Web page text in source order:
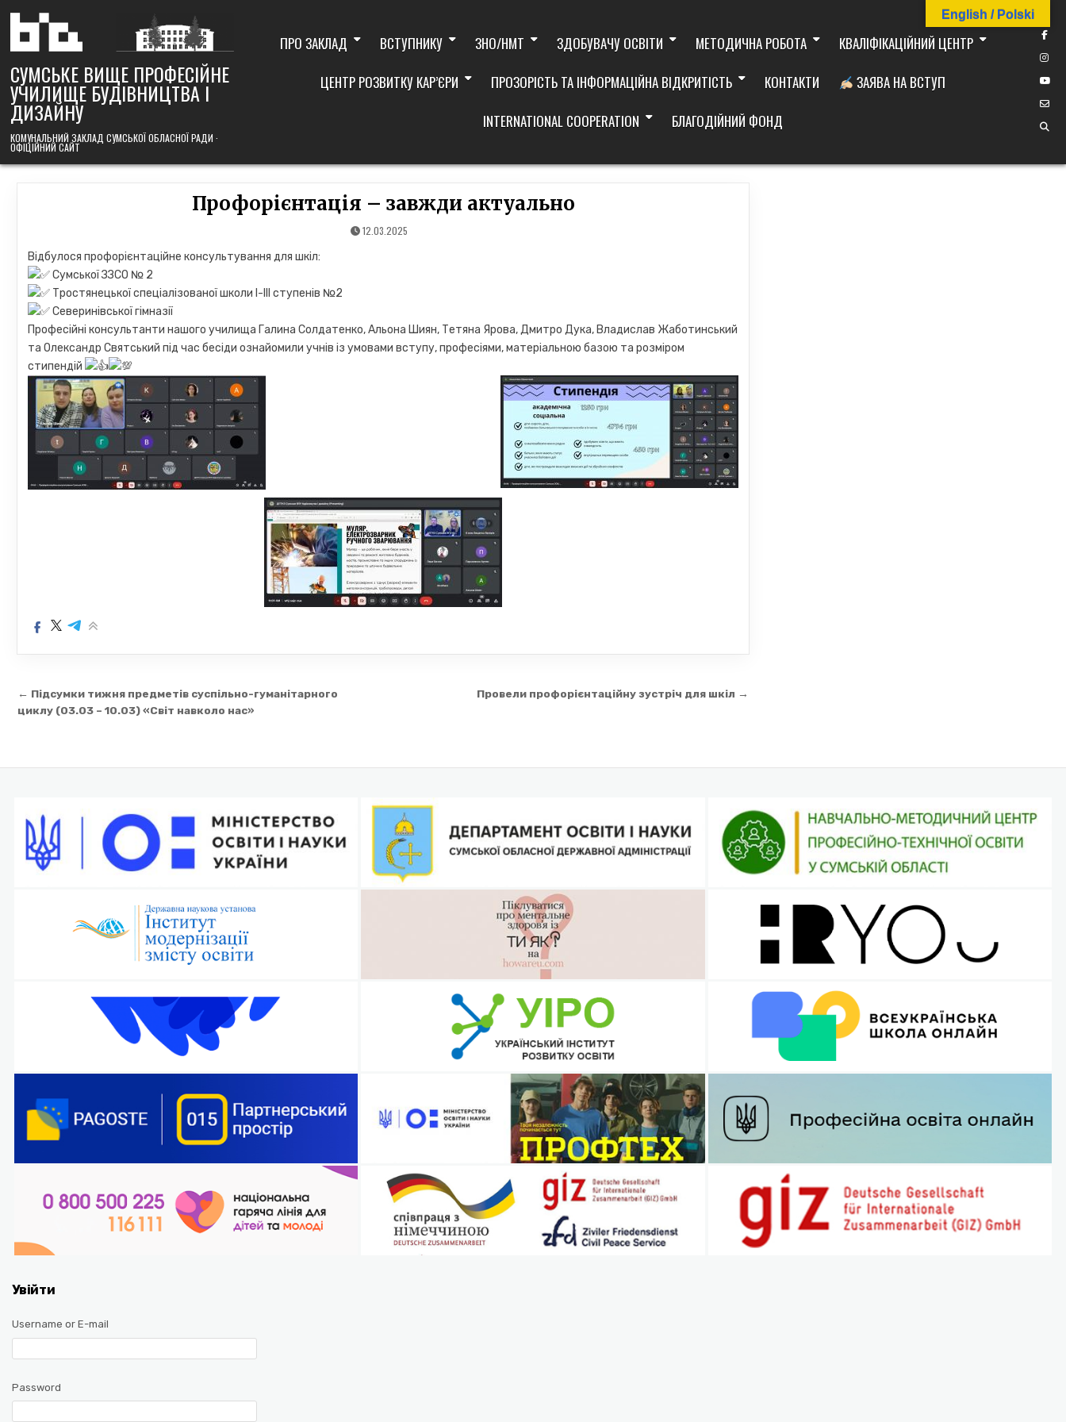
content
СУМСЬКЕ ВИЩЕ ПРОФЕСІЙНЕ
УЧИЛИЩЕ БУДІВНИЦТВА І
ДИЗАЙНУ
КОМУНАЛЬНИЙ ЗАКЛАД СУМСЬКОЇ ОБЛАСНОЇ РАДИ ·
ОФІЦІЙНИЙ САЙТ
ПРО ЗАКЛАД ВСТУПНИКУ ЗНО/НМТ ЗДОБУВАЧУ ОСВІТИ МЕТОДИЧНА РОБОТА
КВАЛІФІКАЦІЙНИЙ ЦЕНТР
ЦЕНТР РОЗВИТКУ КАР’ЄРИ
ПРОЗОРІСТЬ ТА ІНФОРМАЦІЙНА ВІДКРИТІСТЬ КОНТАКТИ
ЗАЯВА НА ВСТУП
INTERNATIONAL COOPERATION
БЛАГОДІЙНИЙ ФОНД
Профорієнтація – завжди актуально
12.03.2025
Відбулося профорієнтаційне консультування для шкіл:
Сумської ЗЗСО № 2
Тростянецької спеціалізованої школи І-ІІІ ступенів №2
Северинівської гімназії
Професійні консультанти нашого училища Галина Солдатенко, Альона Шиян, Тетяна Ярова, Дмитро Дука, Владислав Жаботинський
та Олександр Святський під час бесіди ознайомили учнів із умовами вступу, професіями, матеріальною базою та розміром
стипендій
Навігація
записів
Провели профорієнтаційну зустріч для шкіл →
← Підсумки тижня предметів суспільно-гуманітарного
циклу (03.03 – 10.03) «Світ навколо нас»
Увійти
Username or E-mail
Password
English / Polski